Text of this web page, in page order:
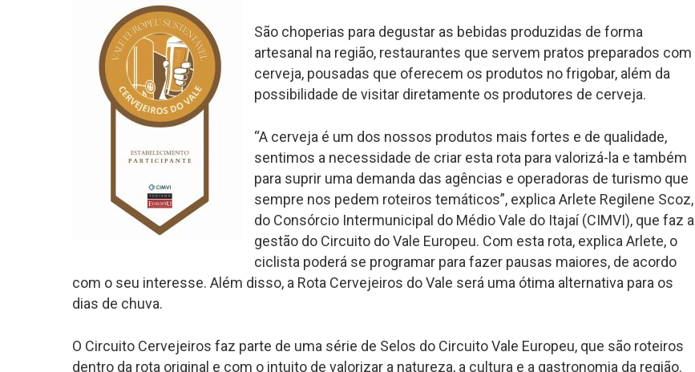
São choperias para degustar as bebidas produzidas de forma
artesanal na região, restaurantes que servem pratos preparados com
cerveja, pousadas que oferecem os produtos no frigobar, além da
possibilidade de visitar diretamente os produtores de cerveja.
“A cerveja é um dos nossos produtos mais fortes e de qualidade,
sentimos a necessidade de criar esta rota para valorizá-la e também
para suprir uma demanda das agências e operadoras de turismo que
sempre nos pedem roteiros temáticos”, explica Arlete Regilene Scoz,
do Consórcio Intermunicipal do Médio Vale do Itajaí (CIMVI), que faz a
gestão do Circuito do Vale Europeu. Com esta rota, explica Arlete, o
ciclista poderá se programar para fazer pausas maiores, de acordo
com o seu interesse. Além disso, a Rota Cervejeiros do Vale será uma ótima alternativa para os
dias de chuva.
O Circuito Cervejeiros faz parte de uma série de Selos do Circuito Vale Europeu, que são roteiros
dentro da rota original e com o intuito de valorizar a natureza, a cultura e a gastronomia da região.